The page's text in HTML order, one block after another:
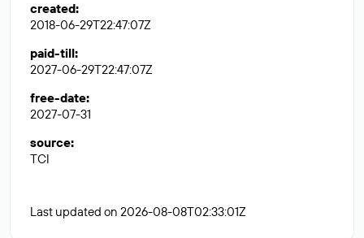
created:
2018-06-29T22:47:07Z
paid-till:
2027-06-29T22:47:07Z
free-date:
2027-07-31
source:
TCI
Last updated on 2026-08-08T02:33:01Z